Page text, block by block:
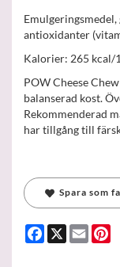
antioxidanter
Kalorier: 265 kcal/
POW Cheese
balanserad kost.
Rekommenderad
har tillgång till
Spara som
Facebook
X Email